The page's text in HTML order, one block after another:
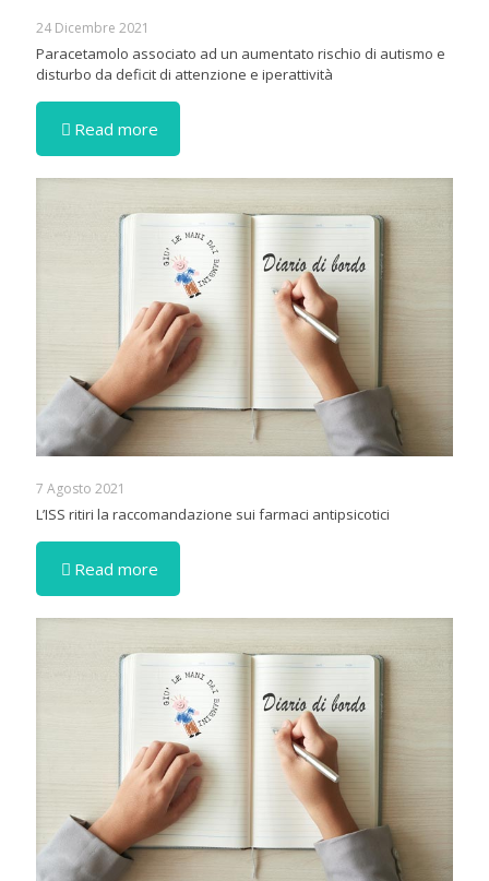
24 Dicembre 2021
Paracetamolo associato ad un aumentato rischio di autismo e
disturbo da deficit di attenzione e iperattività
Read more
7 Agosto 2021
L’ISS ritiri la raccomandazione sui farmaci antipsicotici
Read more